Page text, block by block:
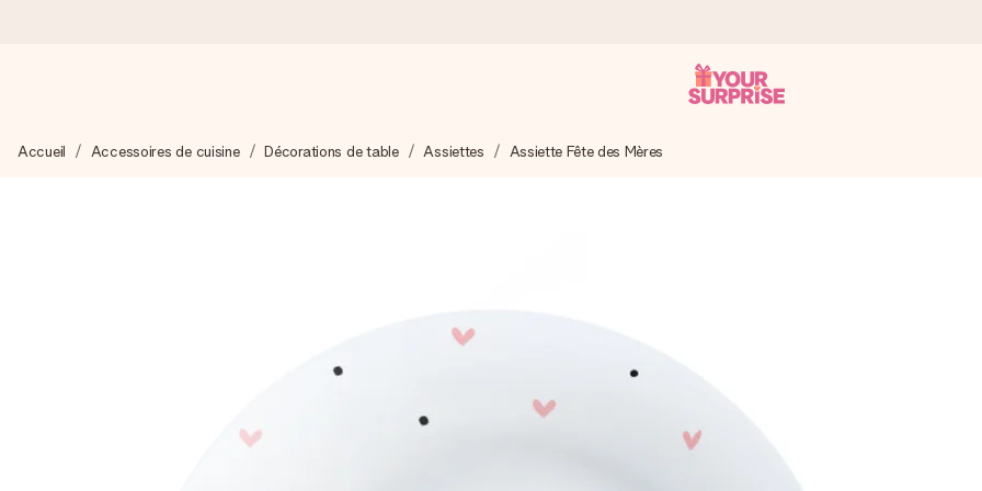
Nous préparons votre cadeau avec attention et l’envoyons en un éclair – pour que vous puissiez l’offrir au bon moment, quand
Créez quelque chose d’unique en quelques étapes – avec son prénom, votre photo ou un message qui touche le cœur. Sans
Accueil Accessoires de cuisine Décorations de table Assiettes Assiette Fête des Mères